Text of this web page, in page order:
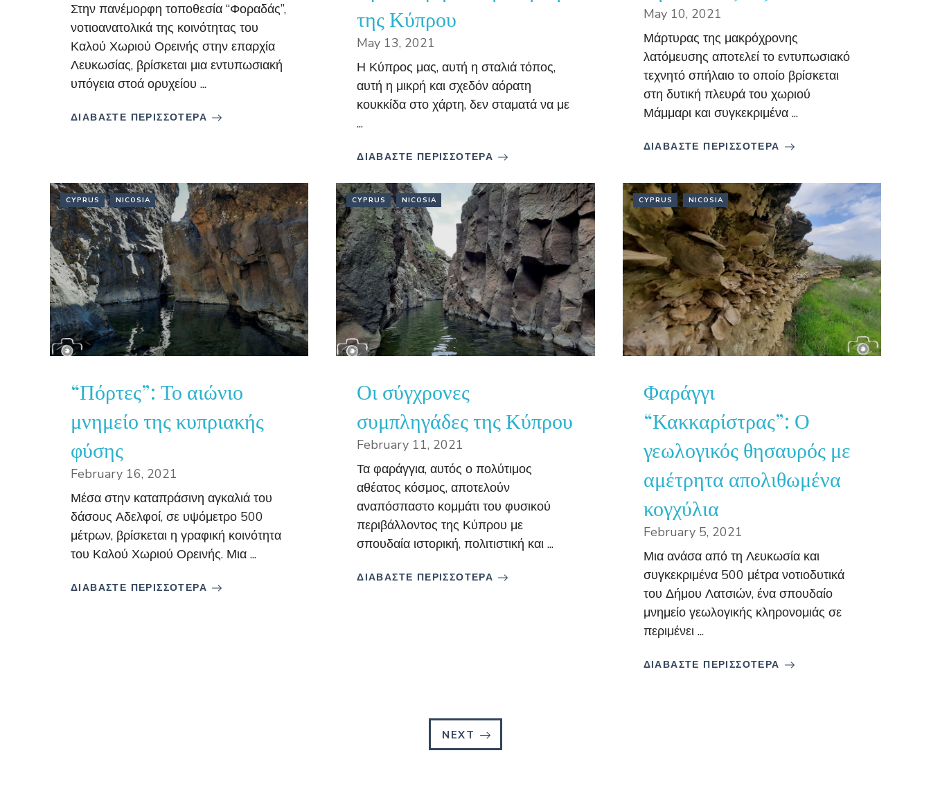
Στην πανέμορφη τοποθεσία “Φοραδάς”,
νοτιοανατολικά της κοινότητας του
Καλού Χωριού Ορεινής στην επαρχία
Λευκωσίας, βρίσκεται μια εντυπωσιακή
υπόγεια στοά ορυχείου ...
ΔΙΑΒΑΣΤΕ ΠΕΡΙΣΣΟΤΕΡΑ
της Κύπρου
May 13, 2021
Η Κύπρος μας, αυτή η σταλιά τόπος,
αυτή η μικρή και σχεδόν αόρατη
κουκκίδα στο χάρτη, δεν σταματά να με
...
ΔΙΑΒΑΣΤΕ ΠΕΡΙΣΣΟΤΕΡΑ
May 10, 2021
Μάρτυρας της μακρόχρονης
λατόμευσης αποτελεί το εντυπωσιακό
τεχνητό σπήλαιο το οποίο βρίσκεται
στη δυτική πλευρά του χωριού
Μάμμαρι και συγκεκριμένα ...
ΔΙΑΒΑΣΤΕ ΠΕΡΙΣΣΟΤΕΡΑ
CYPRUS NICOSIA
“Πόρτες”: Το αιώνιο
μνημείο της κυπριακής
φύσης
February 16, 2021
Μέσα στην καταπράσινη αγκαλιά του
δάσους Αδελφοί, σε υψόμετρο 500
μέτρων, βρίσκεται η γραφική κοινότητα
του Καλού Χωριού Ορεινής. Μια ...
ΔΙΑΒΑΣΤΕ ΠΕΡΙΣΣΟΤΕΡΑ
CYPRUS NICOSIA
Οι σύγχρονες
συμπληγάδες της Κύπρου
February 11, 2021
Τα φαράγγια, αυτός ο πολύτιμος
αθέατος κόσμος, αποτελούν
αναπόσπαστο κομμάτι του φυσικού
περιβάλλοντος της Κύπρου με
σπουδαία ιστορική, πολιτιστική και ...
ΔΙΑΒΑΣΤΕ ΠΕΡΙΣΣΟΤΕΡΑ
CYPRUS NICOSIA
Φαράγγι
“Κακκαρίστρας”: Ο
γεωλογικός θησαυρός με
αμέτρητα απολιθωμένα
κογχύλια
February 5, 2021
Μια ανάσα από τη Λευκωσία και
συγκεκριμένα 500 μέτρα νοτιοδυτικά
του Δήμου Λατσιών, ένα σπουδαίο
μνημείο γεωλογικής κληρονομιάς σε
περιμένει ...
ΔΙΑΒΑΣΤΕ ΠΕΡΙΣΣΟΤΕΡΑ
NEXT